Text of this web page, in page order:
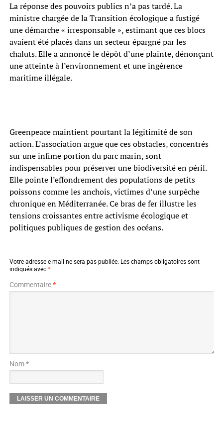
La réponse des pouvoirs publics n’a pas tardé. La
ministre chargée de la Transition écologique a fustigé
une démarche « irresponsable », estimant que ces blocs
avaient été placés dans un secteur épargné par les
chaluts. Elle a annoncé le dépôt d’une plainte, dénonçant
une atteinte à l’environnement et une ingérence
maritime illégale.
Greenpeace maintient pourtant la légitimité de son
action. L’association argue que ces obstacles, concentrés
sur une infime portion du parc marin, sont
indispensables pour préserver une biodiversité en péril.
Elle pointe l’effondrement des populations de petits
poissons comme les anchois, victimes d’une surpêche
chronique en Méditerranée. Ce bras de fer illustre les
tensions croissantes entre activisme écologique et
politiques publiques de gestion des océans.
Votre adresse e-mail ne sera pas publiée. Les champs obligatoires sont
indiqués avec *
Commentaire*
Nom *